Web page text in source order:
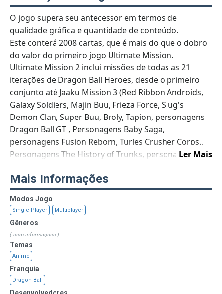
Ler Mais
O jogo supera seu antecessor em termos de
qualidade gráfica e quantidade de conteúdo.
Este conterá 2008 cartas, que é mais do que o dobro
do valor do primeiro jogo Ultimate Mission.
Ultimate Mission 2 inclui missões de todas as 21
iterações de Dragon Ball Heroes, desde o primeiro
conjunto até Jaaku Mission 3 (Red Ribbon Androids,
Galaxy Soldiers, Majin Buu, Frieza Force, Slug's
Demon Clan, Super Buu, Broly, Tapion, personagens
Dragon Ball GT , Personagens Baby Saga,
personagens Fusion Reborn, Turles Crusher Corps.,
Personagens The History of Trunks, personagens
Gods, Garlic Jr. e seus homens, Super 17, Hatchiyack,
personagens Dragon Ball e Oceanus Personagens
Shenron, Haze Shenron e The Return of Cooler, e o
Supreme Kais), e os jogadores são capazes de reter
todas as cartas que obtiveram no primeiro jogo. Após
a ressurreição ‘F’, uma atualização foi anunciada no
site oficial, as pessoas que atualizaram poderiam
obter o cartão Super Saiyan Blue Goku, Vegeta e
Golden Frieza. Alguns estágios especiais também
estão disponíveis. No final de novembro de 2015,
Mais Informações
Modos Jogo
Single Player Multiplayer
Gêneros
( sem informações )
Temas
Anime
Franquia
Dragon Ball